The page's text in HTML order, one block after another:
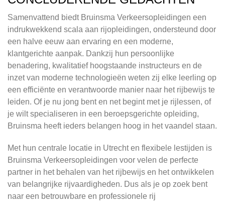
Samenvattend biedt Bruinsma Verkeersopleidingen een
indrukwekkend scala aan rijopleidingen, ondersteund door
een halve eeuw aan ervaring en een moderne,
klantgerichte aanpak. Dankzij hun persoonlijke
benadering, kwalitatief hoogstaande instructeurs en de
inzet van moderne technologieën weten zij elke leerling op
een efficiënte en verantwoorde manier naar het rijbewijs te
leiden. Of je nu jong bent en net begint met je rijlessen, of
je wilt specialiseren in een beroepsgerichte opleiding,
Bruinsma heeft ieders belangen hoog in het vaandel staan.
Met hun centrale locatie in Utrecht en flexibele lestijden is
Bruinsma Verkeersopleidingen voor velen de perfecte
partner in het behalen van het rijbewijs en het ontwikkelen
van belangrijke rijvaardigheden. Dus als je op zoek bent
naar een betrouwbare en professionele rij